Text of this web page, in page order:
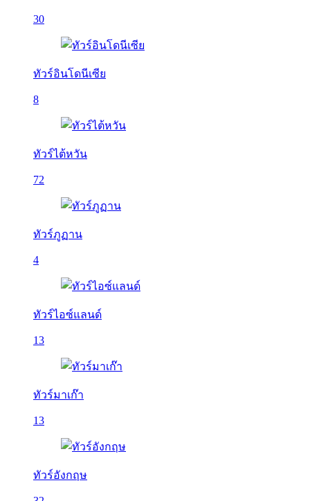
30
ทัวร์อินโดนีเซีย
8
ทัวร์ไต้หวัน
72
ทัวร์ภูฏาน
4
ทัวร์ไอซ์แลนด์
13
ทัวร์มาเก๊า
13
ทัวร์อังกฤษ